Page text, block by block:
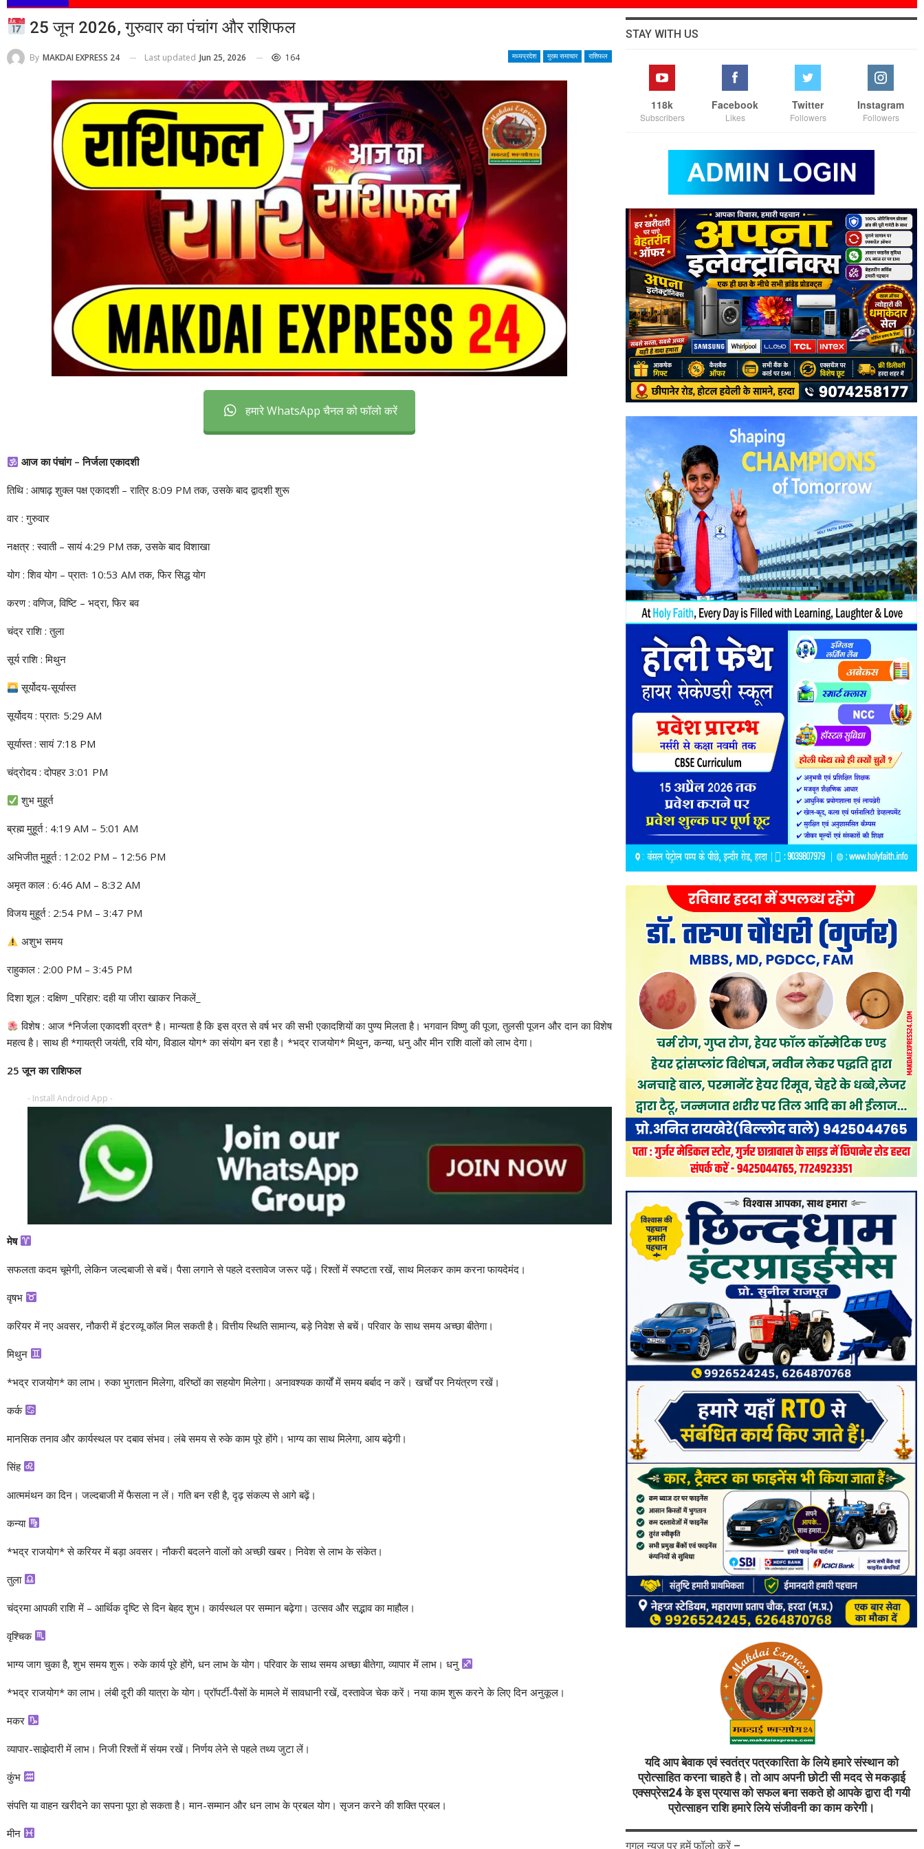
25 जून 2026, गुरुवार का पंचांग और राशिफल
मध्यप्रदेश मुख्य समाचार राशिफल
By MAKDAI EXPRESS 24 Last updated Jun 25, 2026 164
हमारे WhatsApp चैनल को फॉलो करें
आज का पंचांग – निर्जला एकादशी
तिथि : आषाढ़ शुक्ल पक्ष एकादशी – रात्रि 8:09 PM तक, उसके बाद द्वादशी शुरू
वार : गुरुवार
नक्षत्र : स्वाती – सायं 4:29 PM तक, उसके बाद विशाखा
योग : शिव योग – प्रातः 10:53 AM तक, फिर सिद्ध योग
करण : वणिज, विष्टि – भद्रा, फिर बव
चंद्र राशि : तुला
सूर्य राशि : मिथुन
सूर्योदय-सूर्यास्त
सूर्योदय : प्रातः 5:29 AM
सूर्यास्त : सायं 7:18 PM
चंद्रोदय : दोपहर 3:01 PM
शुभ मुहूर्त
ब्रह्म मुहूर्त : 4:19 AM – 5:01 AM
अभिजीत मुहूर्त : 12:02 PM – 12:56 PM
अमृत काल : 6:46 AM – 8:32 AM
विजय मुहूर्त : 2:54 PM – 3:47 PM
अशुभ समय
राहुकाल : 2:00 PM – 3:45 PM
दिशा शूल : दक्षिण _परिहार: दही या जीरा खाकर निकलें_
विशेष : आज *निर्जला एकादशी व्रत* है। मान्यता है कि इस व्रत से वर्ष भर की सभी एकादशियों का पुण्य मिलता है। भगवान विष्णु की पूजा, तुलसी पूजन और दान का विशेष
महत्व है। साथ ही *गायत्री जयंती, रवि योग, विडाल योग* का संयोग बन रहा है। *भद्र राजयोग* मिथुन, कन्या, धनु और मीन राशि वालों को लाभ देगा।
25 जून का राशिफल
- Install Android App -
मेष
सफलता कदम चूमेगी, लेकिन जल्दबाजी से बचें। पैसा लगाने से पहले दस्तावेज जरूर पढ़ें। रिश्तों में स्पष्टता रखें, साथ मिलकर काम करना फायदेमंद।
वृषभ
करियर में नए अवसर, नौकरी में इंटरव्यू कॉल मिल सकती है। वित्तीय स्थिति सामान्य, बड़े निवेश से बचें। परिवार के साथ समय अच्छा बीतेगा।
मिथुन
*भद्र राजयोग* का लाभ। रुका भुगतान मिलेगा, वरिष्ठों का सहयोग मिलेगा। अनावश्यक कार्यों में समय बर्बाद न करें। खर्चों पर नियंत्रण रखें।
कर्क
मानसिक तनाव और कार्यस्थल पर दबाव संभव। लंबे समय से रुके काम पूरे होंगे। भाग्य का साथ मिलेगा, आय बढ़ेगी।
सिंह
आत्ममंथन का दिन। जल्दबाजी में फैसला न लें। गति बन रही है, दृढ़ संकल्प से आगे बढ़ें।
कन्या
*भद्र राजयोग* से करियर में बड़ा अवसर। नौकरी बदलने वालों को अच्छी खबर। निवेश से लाभ के संकेत।
तुला
चंद्रमा आपकी राशि में – आर्थिक दृष्टि से दिन बेहद शुभ। कार्यस्थल पर सम्मान बढ़ेगा। उत्सव और सद्भाव का माहौल।
वृश्चिक
भाग्य जाग चुका है, शुभ समय शुरू। रुके कार्य पूरे होंगे, धन लाभ के योग। परिवार के साथ समय अच्छा बीतेगा, व्यापार में लाभ। धनु
*भद्र राजयोग* का लाभ। लंबी दूरी की यात्रा के योग। प्रॉपर्टी-पैसों के मामले में सावधानी रखें, दस्तावेज चेक करें। नया काम शुरू करने के लिए दिन अनुकूल।
मकर
व्यापार-साझेदारी में लाभ। निजी रिश्तों में संयम रखें। निर्णय लेने से पहले तथ्य जुटा लें।
कुंभ
संपत्ति या वाहन खरीदने का सपना पूरा हो सकता है। मान-सम्मान और धन लाभ के प्रबल योग। सृजन करने की शक्ति प्रबल।
मीन
STAY WITH US
118k
Subscribers
Facebook
Likes
Twitter
Followers
Instagram
Followers
यदि आप बेवाक एवं स्वतंत्र पत्रकारिता के लिये हमारे संस्थान को
प्रोत्साहित करना चाहते है। तो आप अपनी छोटी सी मदद से मकड़ाई
एक्सप्रेस24 के इस प्रयास को सफल बना सकते हो आपके द्वारा दी गयी
प्रोत्साहन राशि हमारे लिये संजीवनी का काम करेगी।
गूगल न्यूज़ पर हमें फॉलो करें –